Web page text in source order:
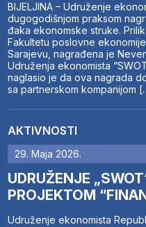
BIJELJINA – Udruženje
dugogodišnjom praksom
đaka ekonomske struke.
Fakultetu poslovne
Sarajevu, nagrađena je
Udruženja ekonomista
naglasio je da ova nagrada
sa partnerskom kompanijom
AKTIVNOSTI
29. Maja 2026.
UDRUŽENJE
PROJEKTOM
Udruženje ekonomista